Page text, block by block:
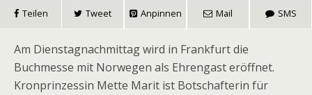
Teilen Tweet Anpinnen Mail SMS
Am Dienstagnachmittag wird in Frankfurt die
Buchmesse mit Norwegen als Ehrengast eröffnet.
Kronprinzessin Mette Marit ist Botschafterin für